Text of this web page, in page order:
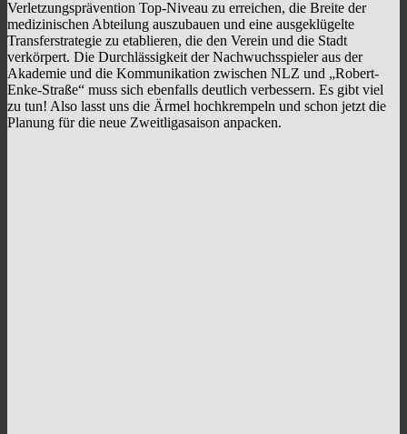
Verletzungsprävention Top-Niveau zu erreichen, die Breite der
medizinischen Abteilung auszubauen und eine ausgeklügelte
Transferstrategie zu etablieren, die den Verein und die Stadt
verkörpert. Die Durchlässigkeit der Nachwuchsspieler aus der
Akademie und die Kommunikation zwischen NLZ und „Robert-
Enke-Straße“ muss sich ebenfalls deutlich verbessern. Es gibt viel
zu tun! Also lasst uns die Ärmel hochkrempeln und schon jetzt die
Planung für die neue Zweitligasaison anpacken.